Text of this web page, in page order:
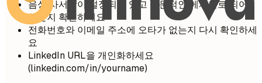
음성 사서함이 설정되어 있고 전문적인 메시지로 되어
있는지 확인하세요
전화번호와 이메일 주소에 오타가 없는지 다시 확인하세
요
LinkedIn URL을 개인화하세요
(linkedin.com/in/yourname)